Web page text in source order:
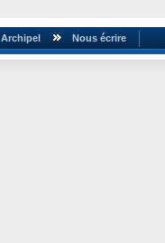
Archipel Nous écrire